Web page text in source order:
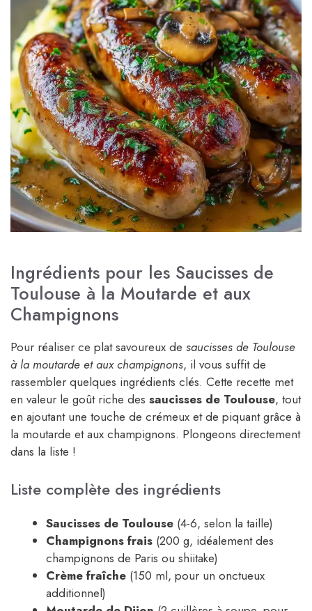
Ingrédients pour les Saucisses de
Toulouse à la Moutarde et aux
Champignons
Pour réaliser ce plat savoureux de saucisses de Toulouse
à la moutarde et aux champignons, il vous suffit de
rassembler quelques ingrédients clés. Cette recette met
en valeur le goût riche des saucisses de Toulouse, tout
en ajoutant une touche de crémeux et de piquant grâce à
la moutarde et aux champignons. Plongeons directement
dans la liste !
Liste complète des ingrédients
Saucisses de Toulouse (4-6, selon la taille)
Champignons frais (200 g, idéalement des
champignons de Paris ou shiitake)
Crème fraîche (150 ml, pour un onctueux
additionnel)